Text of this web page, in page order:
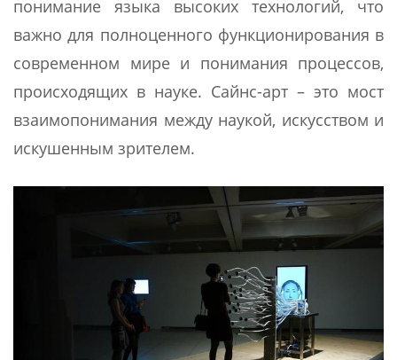
понимание языка высоких технологий, что
важно для полноценного функционирования в
современном мире и понимания процессов,
происходящих в науке. Сайнс-арт – это мост
взаимопонимания между наукой, искусством и
искушенным зрителем.